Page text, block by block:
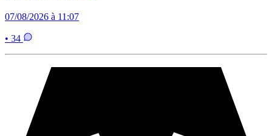
07/08/2026 à 11:07
• 34